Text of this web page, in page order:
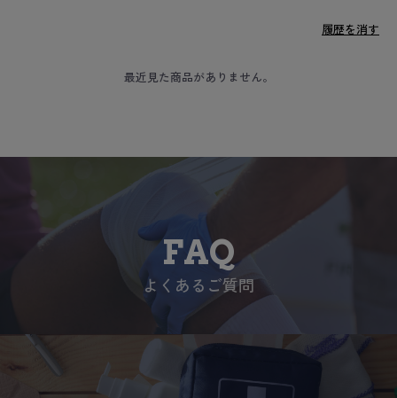
履歴を消す
最近見た商品がありません。
FAQ
よくあるご質問